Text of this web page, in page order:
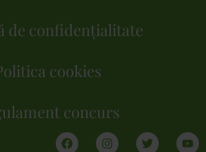
de confidențialitate
cookies
concurs